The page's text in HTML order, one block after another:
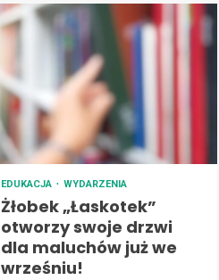
EDUKACJA WYDARZENIA
Żłobek „Łaskotek”
otworzy swoje drzwi
dla maluchów już we
wrześniu!